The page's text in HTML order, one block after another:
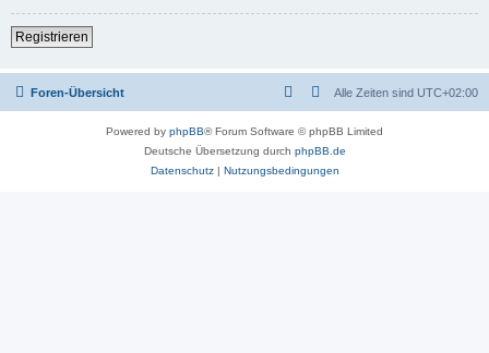
Registrieren
Foren-Übersicht Alle Zeiten sind UTC+02:00
Powered by phpBB® Forum Software © phpBB Limited
Deutsche Übersetzung durch phpBB.de
Datenschutz| Nutzungsbedingungen